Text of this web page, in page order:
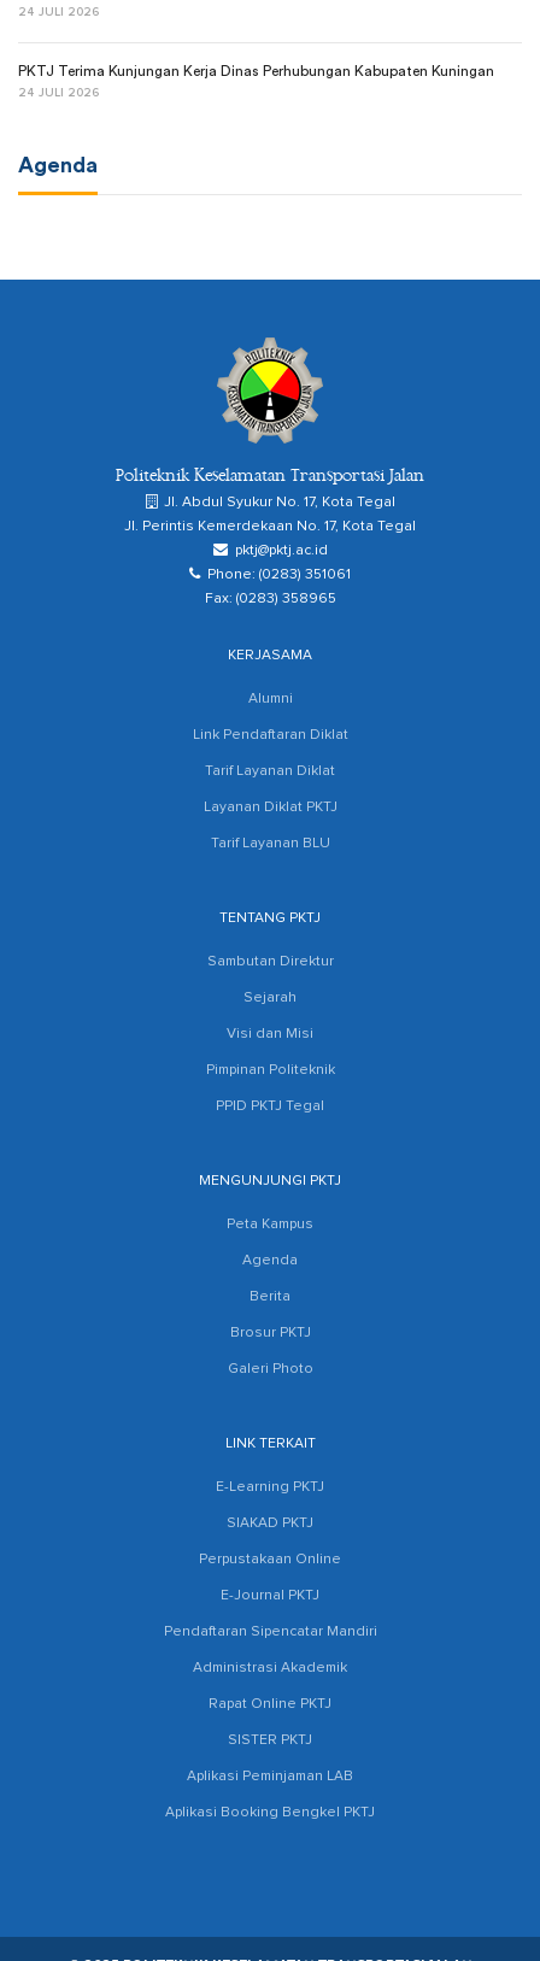
24 JULI 2026
PKTJ Terima Kunjungan Kerja Dinas Perhubungan Kabupaten Kuningan
24 JULI 2026
Agenda
Politeknik Keselamatan Transportasi Jalan
Jl. Abdul Syukur No. 17, Kota Tegal
Jl. Perintis Kemerdekaan No. 17, Kota Tegal
pktj@pktj.ac.id
Phone: (0283) 351061
Fax: (0283) 358965
KERJASAMA
Alumni
Link Pendaftaran Diklat
Tarif Layanan Diklat
Layanan Diklat PKTJ
Tarif Layanan BLU
TENTANG PKTJ
Sambutan Direktur
Sejarah
Visi dan Misi
Pimpinan Politeknik
PPID PKTJ Tegal
MENGUNJUNGI PKTJ
Peta Kampus
Agenda
Berita
Brosur PKTJ
Galeri Photo
LINK TERKAIT
E-Learning PKTJ
SIAKAD PKTJ
Perpustakaan Online
E-Journal PKTJ
Pendaftaran Sipencatar Mandiri
Administrasi Akademik
Rapat Online PKTJ
SISTER PKTJ
Aplikasi Peminjaman LAB
Aplikasi Booking Bengkel PKTJ